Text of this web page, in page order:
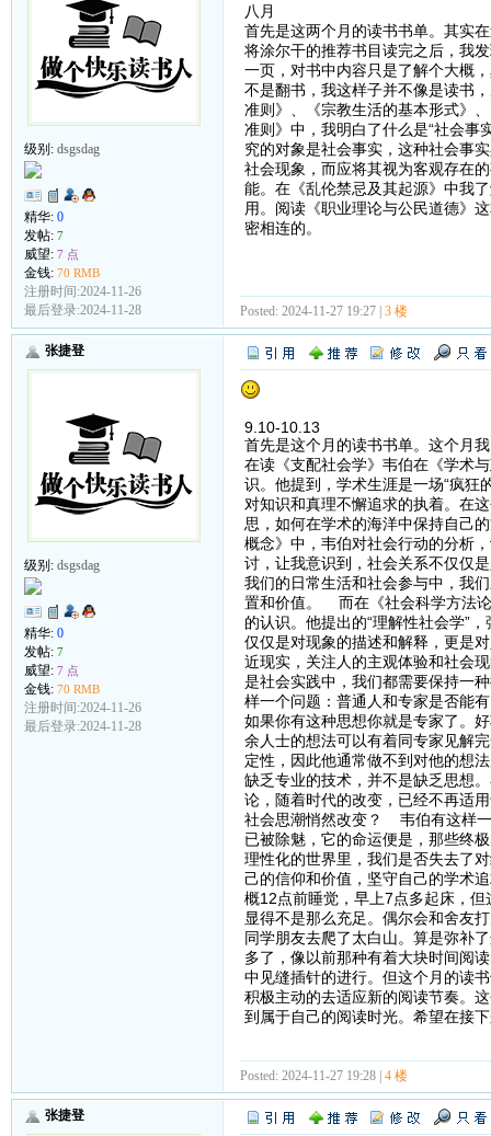
级别: dsgsdag
精华: 0
发帖: 7
威望: 7 点
金钱: 70 RMB
注册时间:2024-11-26
最后登录:2024-11-28
八月
首先是这两个月的读书书单。其实
将涂尔干的推荐书目读完之后，我
一页，对书中内容只是了解个大概
不是翻书，我这样子并不像是读书
准则》、《宗教生活的基本形式》
准则》中，我明白了什么是“社会事
究的对象是社会事实，这种社会事
社会现象，而应将其视为客观存在
能。在《乱伦禁忌及其起源》中我
用。阅读《职业理论与公民道德》
密相连的。
Posted: 2024-11-27 19:27 | 3 楼
张捷登
级别: dsgsdag
精华: 0
发帖: 7
威望: 7 点
金钱: 70 RMB
注册时间:2024-11-26
最后登录:2024-11-28
9.10-10.13
首先是这个月的读书书单。这个月
在读《支配社会学》韦伯在《学术
识。他提到，学术生涯是一场“疯狂
对知识和真理不懈追求的执着。在
思，如何在学术的海洋中保持自己
概念》中，韦伯对社会行动的分析
讨，让我意识到，社会关系不仅仅
我们的日常生活和社会参与中，我
置和价值。 而在《社会科学方法
的认识。他提出的“理解性社会学”
仅仅是对现象的描述和解释，更是
近现实，关注人的主观体验和社会
是社会实践中，我们都需要保持一
样一个问题：普通人和专家是否能
如果你有这种思想你就是专家了。
余人士的想法可以有着同专家见解
定性，因此他通常做不到对他的想
缺乏专业的技术，并不是缺乏思想
论，随着时代的改变，已经不再适
社会思潮悄然改变？ 韦伯有这样一
已被除魅，它的命运便是，那些终
理性化的世界里，我们是否失去了
己的信仰和价值，坚守自己的学术
概12点前睡觉，早上7点多起床，
显得不是那么充足。偶尔会和舍友
同学朋友去爬了太白山。算是弥补
多了，像以前那种有着大块时间阅
中见缝插针的进行。但这个月的读
积极主动的去适应新的阅读节奏。
到属于自己的阅读时光。希望在接
Posted: 2024-11-27 19:28 | 4 楼
张捷登